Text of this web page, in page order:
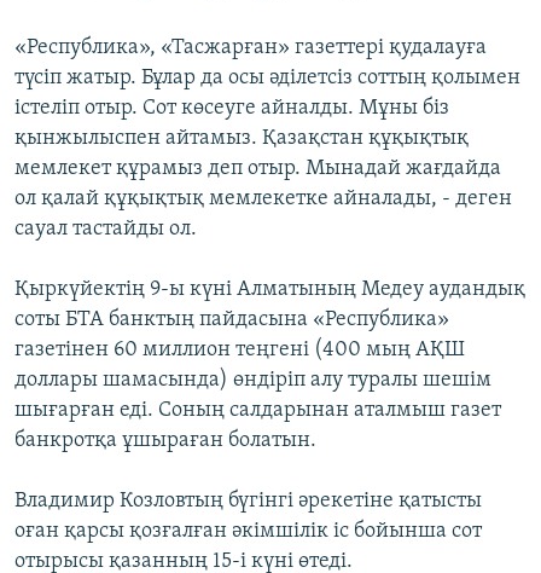
«Республика», «Тасжарған» газеттері қудалауға
түсіп жатыр. Бұлар да осы әділетсіз соттың қолымен
істеліп отыр. Сот көсеуге айналды. Мұны біз
қынжылыспен айтамыз. Қазақстан құқықтық
мемлекет құрамыз деп отыр. Мынадай жағдайда
ол қалай құқықтық мемлекетке айналады, - деген
сауал тастайды ол.
Қыркүйектің 9-ы күні Алматының Медеу аудандық
соты БТА банктың пайдасына «Республика»
газетінен 60 миллион теңгені (400 мың АҚШ
доллары шамасында) өндіріп алу туралы шешім
шығарған еді. Соның салдарынан аталмыш газет
банкротқа ұшыраған болатын.
Владимир Козловтың бүгінгі әрекетіне қатысты
оған қарсы қозғалған әкімшілік іс бойынша сот
отырысы қазанның 15-і күні өтеді.